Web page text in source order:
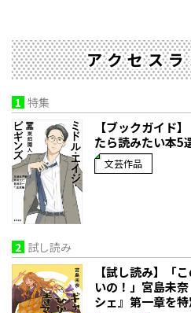
アクセス
1 特集
【ブックガイド
たら読みたい本5
文芸作品
2 試し読み
【試し読み】「
いの！」宮島未
シェ』第一章を特